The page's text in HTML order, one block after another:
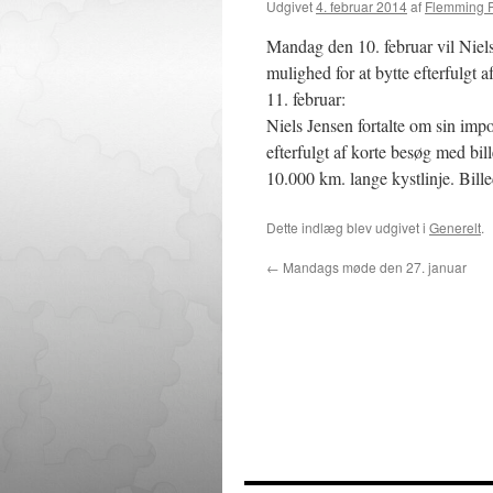
Udgivet4. februar 2014af Flemming
Mandag den 10. februar vil
mulighed for at bytte efterfulgt
11. februar:
Niels Jensen fortalte om sin
efterfulgt af korte besøg med
10.000 km. lange kystlinje.
Dette indlæg blev udgivet i Generelt.
← Mandags møde den 27. januar